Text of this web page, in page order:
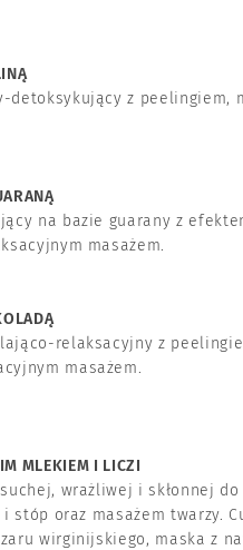
detoksykujący z peelingiem,
na bazie guarany z
masażem.
relaksacyjny z
masażem.
MLEKIEM I LICZI
wrażliwej i skłonnej
stóp oraz masażem twarzy.
wirginijskiego, maska z